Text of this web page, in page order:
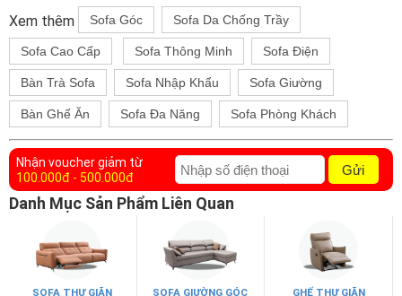
Xem thêm Sofa Góc Sofa Da Chống Trầy
Sofa Cao Cấp Sofa Thông Minh Sofa Điện
Bàn Trà Sofa Sofa Nhập Khẩu Sofa Giường
Bàn Ghế Ăn Sofa Đa Năng Sofa Phòng Khách
Nhận voucher giảm từ
100.000đ - 500.000đ
Gửi
Danh Mục Sản Phẩm Liên Quan
SOFA THƯ GIÃN SOFA GIƯỜNG GÓC GHẾ THƯ GIÃN